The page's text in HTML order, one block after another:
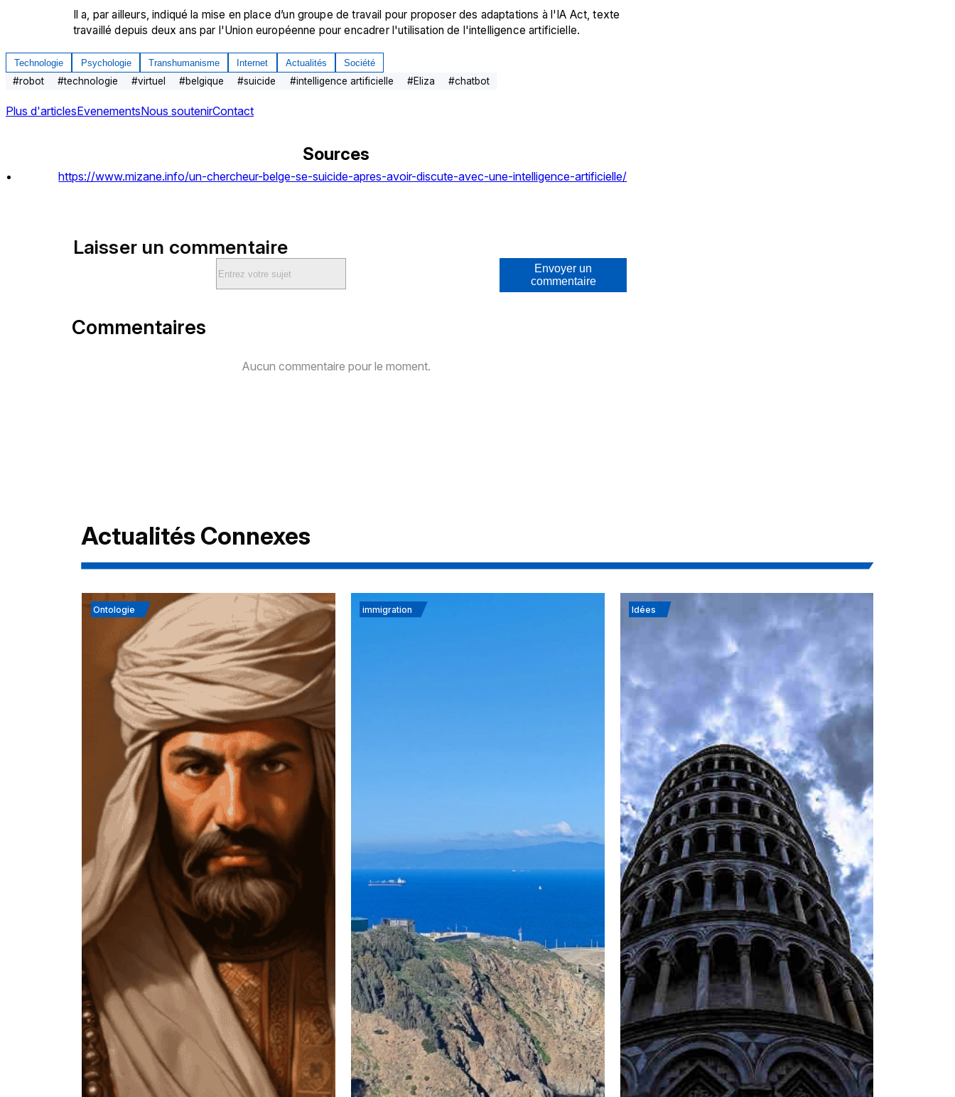
Il a, par ailleurs, indiqué la mise en place d’un groupe de travail pour proposer des adaptations à l'IA Act, texte
travaillé depuis deux ans par l'Union européenne pour encadrer l'utilisation de l'intelligence artificielle.
Technologie Psychologie Transhumanisme Internet Actualités Société
#robot #technologie #virtuel #belgique #suicide #intelligence artificielle #Eliza #chatbot
Plus d'articlesEvenementsNous soutenirContact
Sources
https://www.mizane.info/un-chercheur-belge-se-suicide-apres-avoir-discute-avec-une-intelligence-artificielle/
Laisser un commentaire
Envoyer un
commentaire
Commentaires
Aucun commentaire pour le moment.
Actualités Connexes
Ontologie immigration Idées